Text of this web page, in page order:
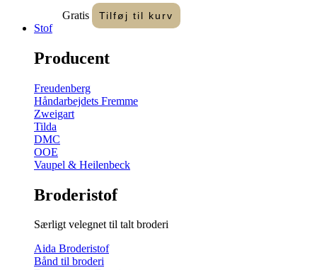
Gratis Tilføj til kurv
Stof
Producent
Freudenberg
Håndarbejdets Fremme
Zweigart
Tilda
DMC
OOE
Vaupel & Heilenbeck
Broderistof
Særligt velegnet til talt broderi
Aida Broderistof
Bånd til broderi